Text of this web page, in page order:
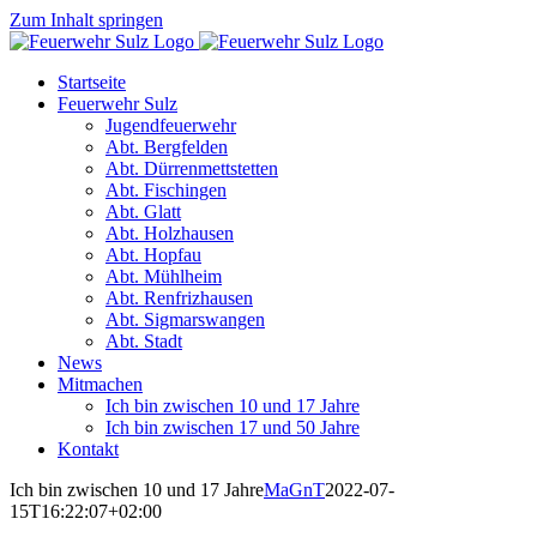
Zum Inhalt springen
Startseite
Feuerwehr Sulz
Jugendfeuerwehr
Abt. Bergfelden
Abt. Dürrenmettstetten
Abt. Fischingen
Abt. Glatt
Abt. Holzhausen
Abt. Hopfau
Abt. Mühlheim
Abt. Renfrizhausen
Abt. Sigmarswangen
Abt. Stadt
News
Mitmachen
Ich bin zwischen 10 und 17 Jahre
Ich bin zwischen 17 und 50 Jahre
Kontakt
Ich bin zwischen 10 und 17 JahreMaGnT2022-07-
15T16:22:07+02:00